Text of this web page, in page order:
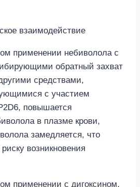
взаимодействие
применении небиволола с
обратный захват
средствами,
с участием
повышается
в плазме крови,
замедляется, что
возникновения
применении с дигоксином,